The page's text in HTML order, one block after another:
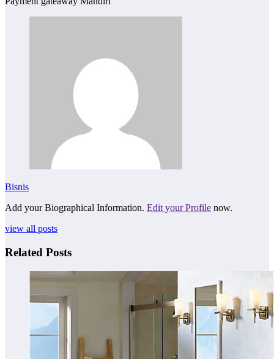
Bisnis
Add your Biographical Information. Edit your Profile now.
view all posts
Related Posts